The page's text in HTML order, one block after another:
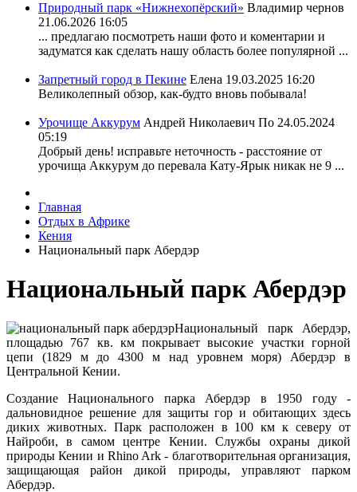
Природный парк «Нижнехопёрский» Владимир чернов
21.06.2026 16:05
... предлагаю посмотреть наши фото и коментарии и
задуматся как сделать нашу область более популярной ...
Запретный город в Пекине Елена 19.03.2025 16:20
Великолепный обзор, как-будто вновь побывала!
Урочище Аккурум Андрей Николаевич По 24.05.2024
05:19
Добрый день! исправьте неточность - расстояние от
урочища Аккурум до перевала Кату-Ярык никак не 9 ...
Главная
Отдых в Африке
Кения
Национальный парк Абердэр
Национальный парк Абердэр
Национальный парк Абердэр,
площадью 767 кв. км покрывает высокие участки горной
цепи (1829 м до 4300 м над уровнем моря) Абердэр в
Центральной Кении.
Создание Национального парка Абердэр в 1950 году -
дальновидное решение для защиты гор и обитающих здесь
диких животных. Парк расположен в 100 км к северу от
Найроби, в самом центре Кении. Службы охраны дикой
природы Кении и Rhino Ark - благотворительная организация,
защищающая район дикой природы, управляют парком
Абердэр.